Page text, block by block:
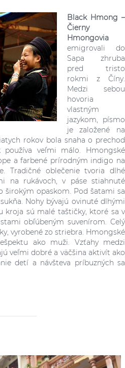
Black Hmong –
Čierny
Hmongovia
emigrovali do
Sapa zhruba
pred tristo
rokmi z Číny.
Medzi sebou
hovoria
vlastným
jazykom, písmo
je založené na
rokov bola snaha o prechod
veľmi málo. Hmongské
a farbené prírodným indigo na
Tradičné oblečenie tvoria dlhé
na rukávoch, v páse stiahnuté
širokým opaskom. Pod šatami sa
Nohy bývajú ovinuté dlhými
kroja sú malé taštičky, ktoré sa v
obľúbeným suvenírom. Celý
vyrobené zo striebra. Hmongské
ako muži. Vzťahy medzi
veľmi dobré a väčšina aktivít ako
detí a návšteva príbuzných sa